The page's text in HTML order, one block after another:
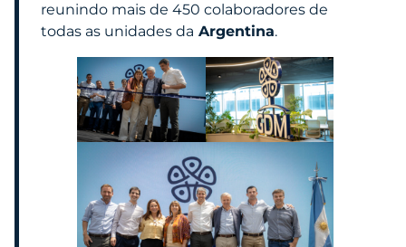
reunindo mais de 450 colaboradores de
todas as unidades da Argentina.